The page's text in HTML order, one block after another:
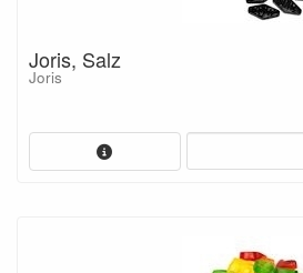
Joris, Salz
Joris